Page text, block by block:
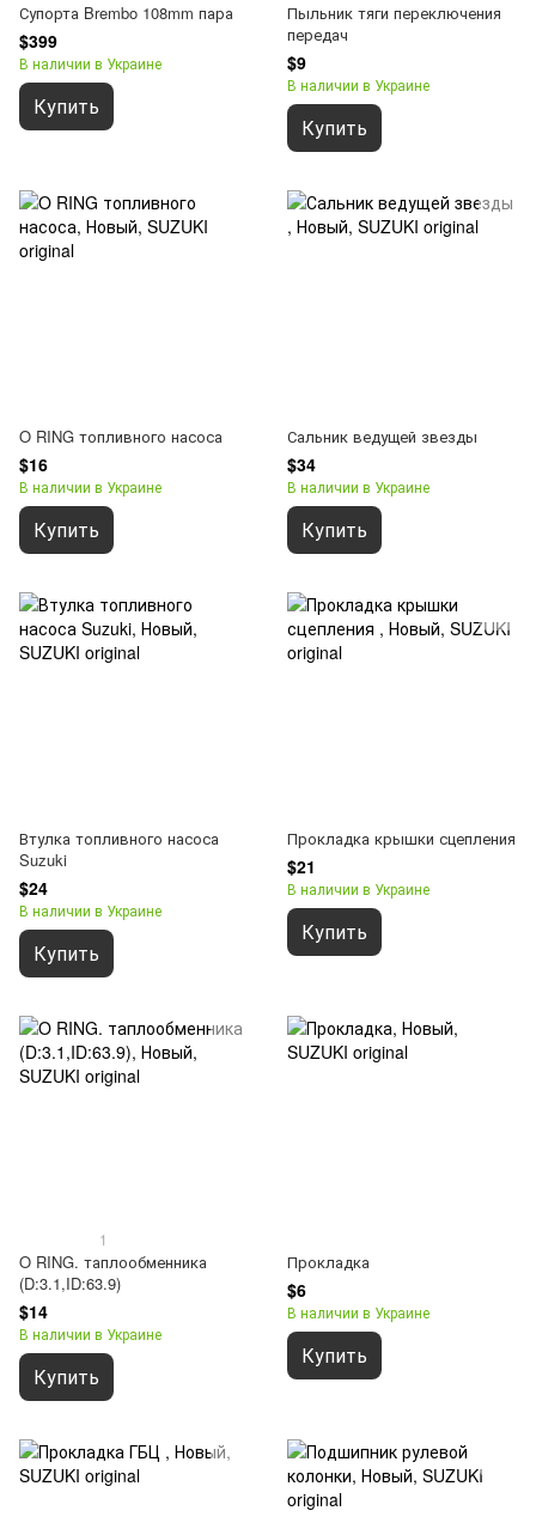
Супорта Brembo 108mm пара
$399
В наличии в Украине
Купить
Пыльник тяги переключения
передач
$9
В наличии в Украине
Купить
O RING топливного насоса
$16
В наличии в Украине
Купить
Сальник ведущей звезды
$34
В наличии в Украине
Купить
Втулка топливного насоса
Suzuki
$24
В наличии в Украине
Купить
Прокладка крышки сцепления
$21
В наличии в Украине
Купить
1
O RING. таплообменника
(D:3.1,ID:63.9)
$14
В наличии в Украине
Купить
Прокладка
$6
В наличии в Украине
Купить